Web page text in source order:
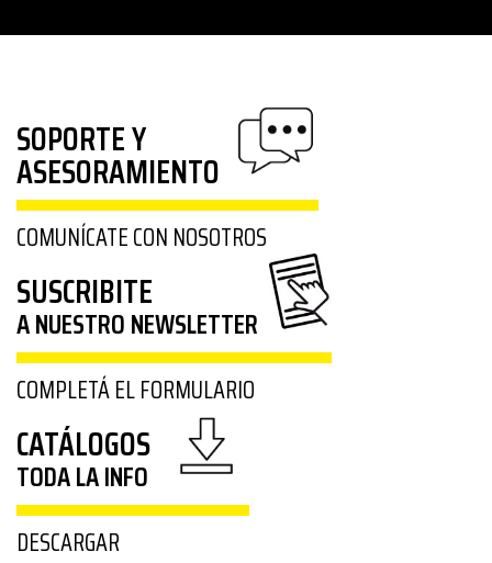
SOPORTE Y
ASESORAMIENTO
COMUNÍCATE CON NOSOTROS
SUSCRIBITE
A NUESTRO NEWSLETTER
COMPLETÁ EL FORMULARIO
CATÁLOGOS
TODA LA INFO
DESCARGAR